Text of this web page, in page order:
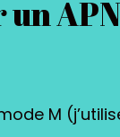
APN
M